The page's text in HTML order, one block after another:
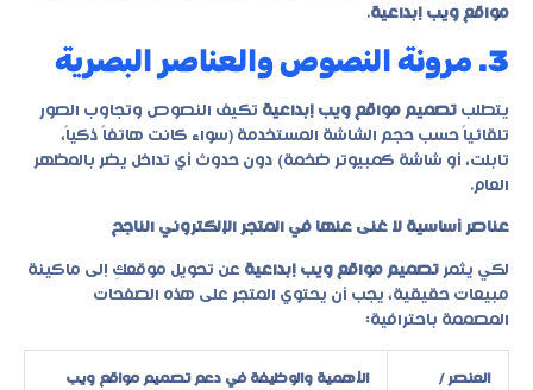
مواقع ويب إبداعية.
3. مرونة النصوص والعناصر البصرية
يتطلب تصميم مواقع ويب إبداعية تكيف النصوص وتجاوب الصور
تلقائياً حسب حجم الشاشة المستخدمة (سواء كانت هاتفاً ذكياً،
تابلت، أو شاشة كمبيوتر ضخمة) دون حدوث أي تداخل يضر بالمظهر
العام.
عناصر أساسية لا غنى عنها في المتجر الإلكتروني الناجح
لكي يثمر تصميم مواقع ويب إبداعية عن تحويل موقعكِ إلى ماكينة
مبيعات حقيقية، يجب أن يحتوي المتجر على هذه الصفحات
المصممة باحترافية:
العنصر /
الأهمية والوظيفة في دعم تصميم مواقع ويب